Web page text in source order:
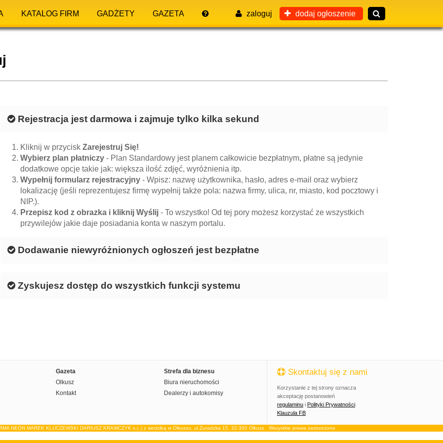
KATALOG FIRM GADŻETY GAZETA zaloguj dodaj ogłoszenie
Rejestracja jest darmowa i zajmuje tylko kilka sekund
Kliknij w przycisk Zarejestruj Się!
Wybierz plan płatniczy - Plan Standardowy jest planem całkowicie bezpłatnym, płatne są jedynie
dodatkowe opcje takie jak: większa ilość zdjęć, wyróżnienia itp.
Wypełnij formularz rejestracyjny - Wpisz: nazwę użytkownika, hasło, adres e-mail oraz wybierz
lokalizację (jeśli reprezentujesz firmę wypełnij także pola: nazwa firmy, ulica, nr, miasto, kod pocztowy i
NIP.).
Przepisz kod z obrazka i kliknij Wyślij - To wszystko! Od tej pory możesz korzystać ze wszystkich
przywilejów jakie daje posiadania konta w naszym portalu.
Dodawanie niewyróżnionych ogłoszeń jest bezpłatne
Zyskujesz dostęp do wszystkich funkcji systemu
Gazeta
Olkusz
Kontakt
Strefa dla biznesu
Biura nieruchomości
Dealerzy i autokomisy
Skontaktuj się z nami
Korzystanie z tej strony oznacza
akceptację postanowień
regulaminu i Polityki Prywatności
Klauzula FB
NEON MAREK KLUCZEWSKI DARIUSZ KRAWCZYK s.c.) z siedzibą w Olkuszu, ul.Żuradzka 15, 32-300 Olkusz . Wszystkie prawa zastrzeżone.